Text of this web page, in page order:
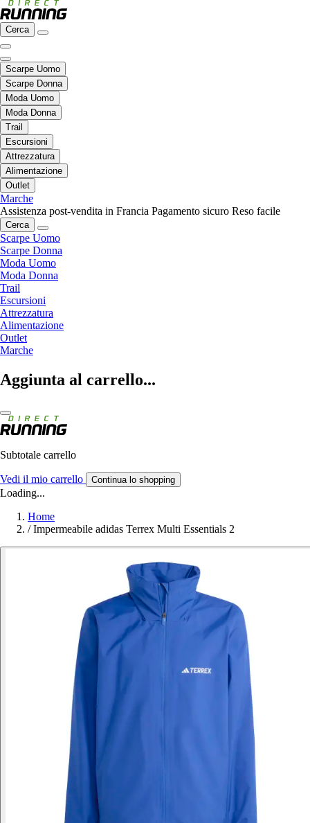
Cerca
Scarpe Uomo
Scarpe Donna
Moda Uomo
Moda Donna
Trail
Escursioni
Attrezzatura
Alimentazione
Outlet
Marche
Assistenza post-vendita in Francia Pagamento sicuro Reso facile
Cerca
Scarpe Uomo
Scarpe Donna
Moda Uomo
Moda Donna
Trail
Escursioni
Attrezzatura
Alimentazione
Outlet
Marche
Aggiunta al carrello...
Subtotale carrello
Vedi il mio carrello Continua lo shopping
Loading...
Home
/ Impermeabile adidas Terrex Multi Essentials 2